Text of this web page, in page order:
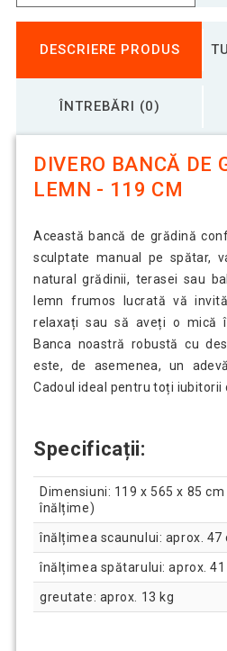
DESCRIERE PRODUS
ÎNTREBĂRI (0)
DIVERO BANCĂ DE
LEMN - 119 CM
Această bancă de grădină
sculptate manual pe spătar,
natural grădinii, terasei sau
lemn frumos lucrată vă
relaxați sau să aveți o mică
Banca noastră robustă cu
este, de asemenea, un
Cadoul ideal pentru toți iubitorii
Specificații:
Dimensiuni: 119 x 565 x 85
înălțime)
înălțimea scaunului: aprox. 47
înălțimea spătarului: aprox.
greutate: aprox. 13 kg